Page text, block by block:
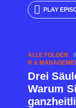
PLAY
ALLE FOLGEN
R &
Drei
Warum